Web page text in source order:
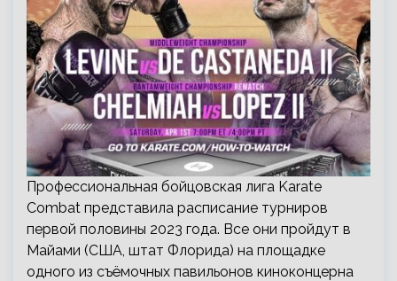
Профессиональная бойцовская лига Karate
Combat представила расписание турниров
первой половины 2023 года. Все они пройдут в
Майами (США, штат Флорида) на площадке
одного из съёмочных павильонов киноконцерна